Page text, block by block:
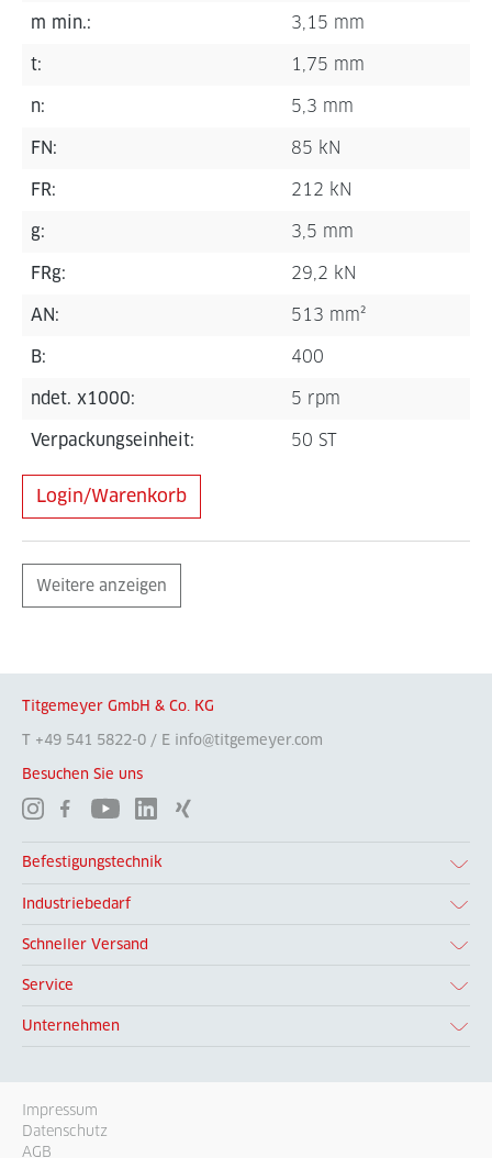
m min.: 3,15 mm
t: 1,75 mm
n: 5,3 mm
FN: 85 kN
FR: 212 kN
g: 3,5 mm
FRg: 29,2 kN
AN: 513 mm²
B: 400
ndet. x1000: 5 rpm
Verpackungseinheit: 50 ST
Login/Warenkorb
Weitere anzeigen
Titgemeyer GmbH & Co. KG
T +49 541 5822-0 / E info@titgemeyer.com
Besuchen Sie uns
Befestigungstechnik
Industriebedarf
Schneller Versand
Service
Unternehmen
Impressum
Datenschutz
AGB